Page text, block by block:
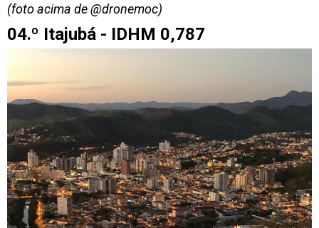
(foto acima de @dronemoc)
04.º Itajubá - IDHM 0,787